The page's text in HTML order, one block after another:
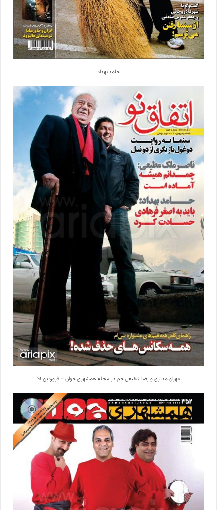
حامد بهداد
مهران مدیری و رضا شفیعی جم در مجله همشهری جوان – فروردین ۹۱